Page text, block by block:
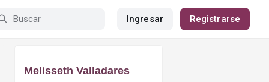
Ingresar Registrarse
Melisseth Valladares